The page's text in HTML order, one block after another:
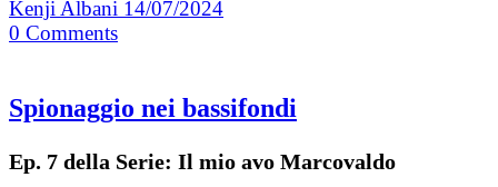
Kenji Albani 14/07/2024
0 Comments
Spionaggio nei bassifondi
Ep. 7 della Serie: Il mio avo Marcovaldo